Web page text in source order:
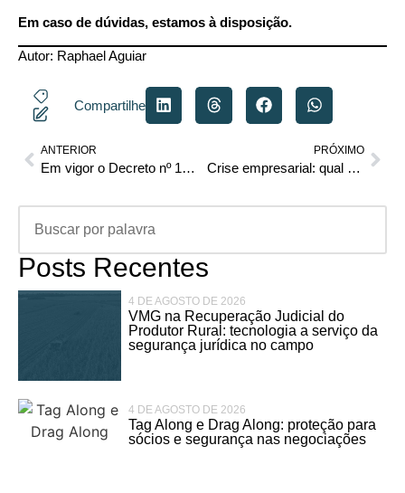
Em caso de dúvidas, estamos à disposição.
Autor: Raphael Aguiar
Compartilhe
ANTERIOR
Em vigor o Decreto nº 12.880/2026 que Regulamenta o “ECA Digital”
PRÓXIMO
Crise empresarial: qual o caminho jurídico certo antes que seja tarde?
Posts Recentes
4 DE AGOSTO DE 2026
VMG na Recuperação Judicial do
Produtor Rural: tecnologia a serviço da
segurança jurídica no campo
4 DE AGOSTO DE 2026
Tag Along e Drag Along: proteção para
sócios e segurança nas negociações